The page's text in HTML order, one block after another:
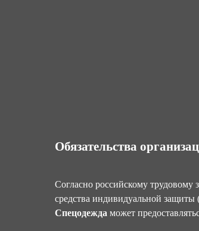
Обязательства
Согласно российскому трудовому
средства индивидуальной
Спецодежда может